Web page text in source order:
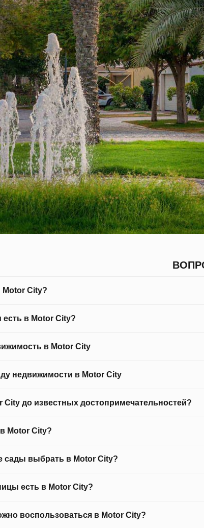
Motor City?
в Motor City?
в Motor City
недвижимости в Motor City
City до известных достопримечательностей?
Motor City?
сады выбрать в Motor City?
есть в Motor City?
воспользоваться в Motor City?